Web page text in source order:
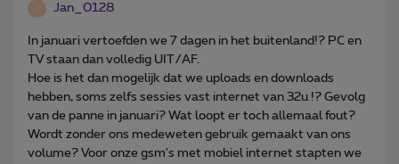
J Jan_0128
In januari vertoefden we 7 dagen in het buitenland!? PC en
TV staan dan volledig UIT/AF.
Hoe is het dan mogelijk dat we uploads en downloads
hebben, soms zelfs sessies vast internet van 32u !? Gevolg
van de panne in januari? Wat loopt er toch allemaal fout?
Wordt zonder ons medeweten gebruik gemaakt van ons
volume? Voor onze gsm's met mobiel internet stapten we